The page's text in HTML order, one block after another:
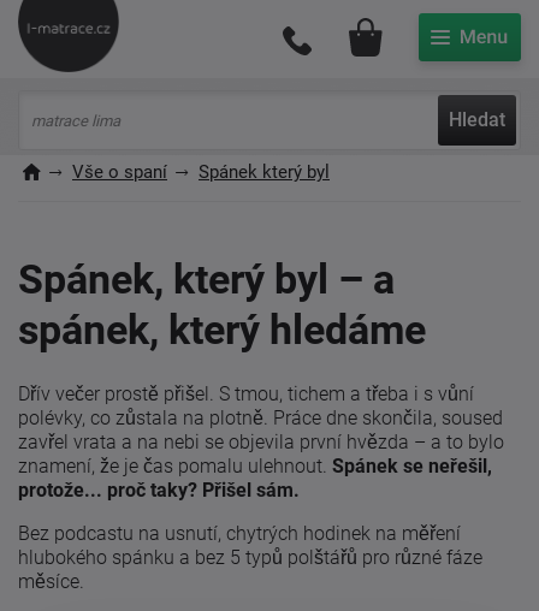
Hledat
Můj účet
Vše o spaní Spánek který byl
Spánek, který byl – a
spánek, který hledáme
Dřív večer prostě přišel. S tmou, tichem a třeba i s vůní
polévky, co zůstala na plotně. Práce dne skončila, soused
zavřel vrata a na nebi se objevila první hvězda – a to bylo
znamení, že je čas pomalu ulehnout. Spánek se neřešil,
protože... proč taky? Přišel sám.
Bez podcastu na usnutí, chytrých hodinek na měření
hlubokého spánku a bez 5 typů polštářů pro různé fáze
měsíce.